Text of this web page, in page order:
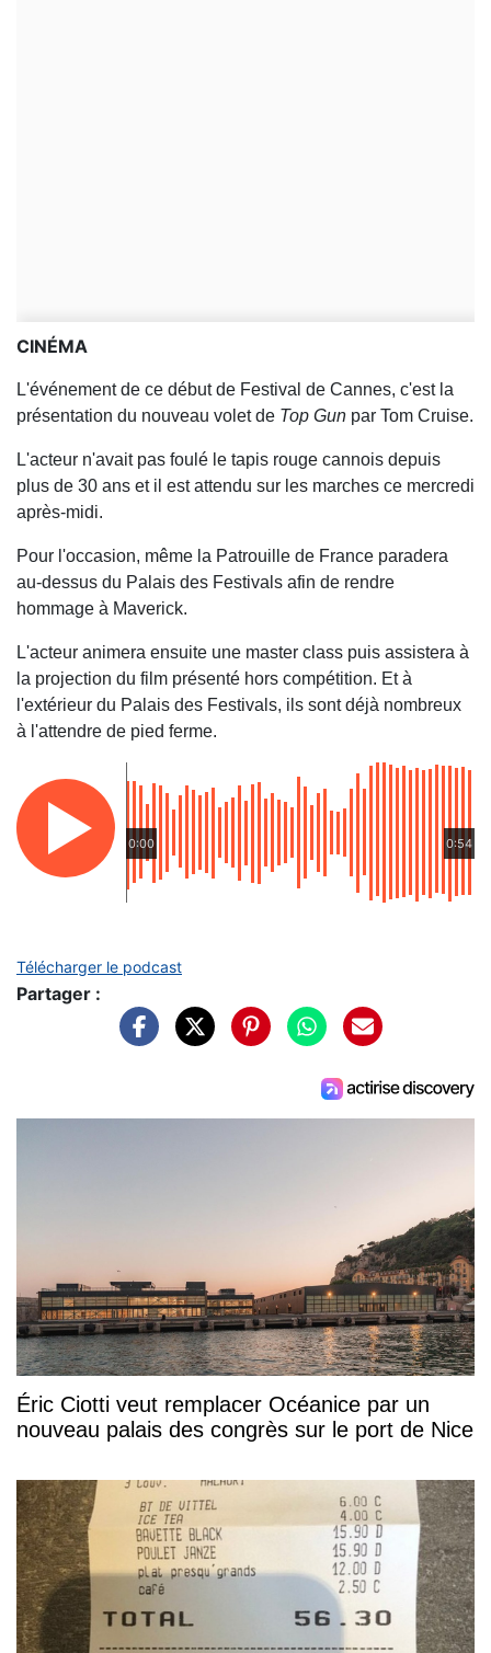
CINÉMA
L'événement de ce début de Festival de Cannes, c'est la
présentation du nouveau volet de Top Gun par Tom Cruise.
L'acteur n'avait pas foulé le tapis rouge cannois depuis
plus de 30 ans et il est attendu sur les marches ce mercredi
après-midi.
Pour l'occasion, même la Patrouille de France paradera
au-dessus du Palais des Festivals afin de rendre
hommage à Maverick.
L'acteur animera ensuite une master class puis assistera à
la projection du film présenté hors compétition. Et à
l'extérieur du Palais des Festivals, ils sont déjà nombreux
à l'attendre de pied ferme.
0:00 0:54
Télécharger le podcast
Partager :
Éric Ciotti veut remplacer Océanice par un
nouveau palais des congrès sur le port de Nice